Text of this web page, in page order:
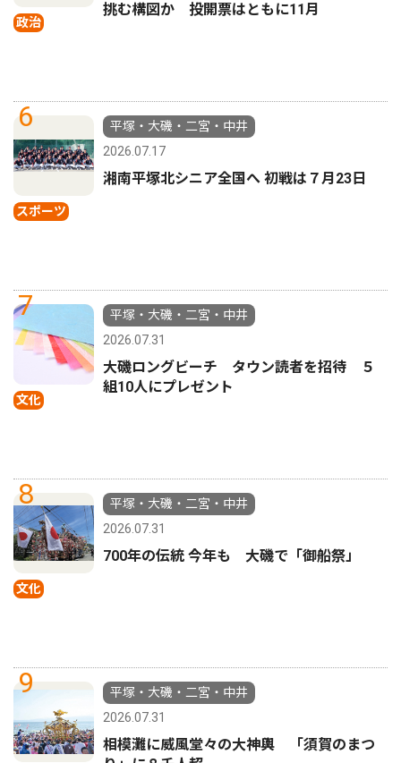
政治
挑む構図か 投開票はともに11月
6
スポーツ
平塚・大磯・二宮・中井
2026.07.17
湘南平塚北シニア全国へ 初戦は７月23日
7
文化
平塚・大磯・二宮・中井
2026.07.31
大磯ロングビーチ タウン読者を招待 ５
組10人にプレゼント
8
文化
平塚・大磯・二宮・中井
2026.07.31
700年の伝統 今年も 大磯で「御船祭」
9
平塚・大磯・二宮・中井
2026.07.31
相模灘に威風堂々の大神輿 「須賀のまつ